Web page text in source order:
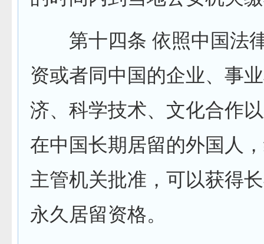
第十四条 依照中国法
资或者同中国的企业、事
济、科学技术、文化合作
在中国长期居留的外国人
主管机关批准，可以获得
永久居留资格。